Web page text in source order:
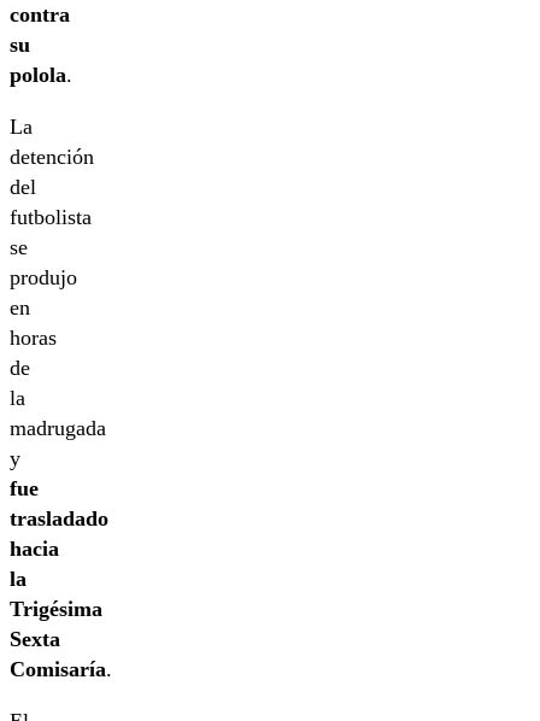
contra
su
polola.
La
detención
del
futbolista
se
produjo
en
horas
de
la
madrugada
y
fue
trasladado
hacia
la
Trigésima
Sexta
Comisaría.